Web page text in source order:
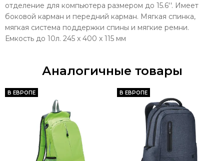
отделение для компьютера размером до 15.6''. Имеет
боковой карман и передний карман. Мягкая спинка,
мягкая система поддержки спины и мягкие ремни.
Емкость до 10л. 245 x 400 x 115 мм
Аналогичные товары
В ЕВРОПЕ В ЕВРОПЕ